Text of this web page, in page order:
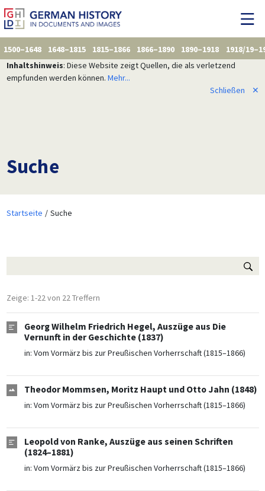
1500–1648 1648–1815 1815–1866 1866–1890 1890–1918
1918/
Inhaltshinweis: Diese Website zeigt Quellen, die als verletzend
empfunden werden können. Mehr...
Schließen
✕
Suche
Startseite Suche
Zeige: 1-22 von 22 Treffern
Georg Wilhelm Friedrich Hegel, Auszüge aus Die
Vernunft in der Geschichte (1837)
in: Vom Vormärz bis zur Preußischen Vorherrschaft (1815–1866)
Theodor Mommsen, Moritz Haupt und Otto Jahn (1848)
in: Vom Vormärz bis zur Preußischen Vorherrschaft (1815–1866)
Leopold von Ranke, Auszüge aus seinen Schriften
(1824–1881)
in: Vom Vormärz bis zur Preußischen Vorherrschaft (1815–1866)